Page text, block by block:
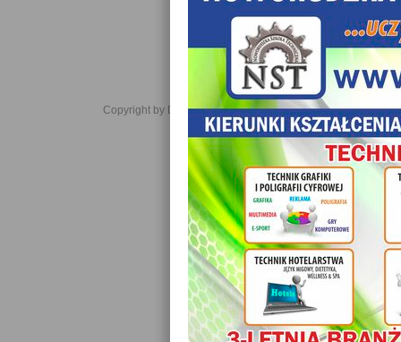
Copyright by Daniel JabĹoĹski 2006-2021. All rights